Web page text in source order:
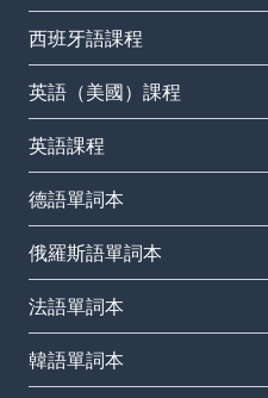
西班牙語課程
英語（美國）課程
英語課程
德語單詞本
俄羅斯語單詞本
法語單詞本
韓語單詞本